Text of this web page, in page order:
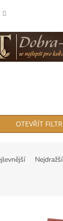
OTEVŘÍT FILTR
Nejdražší